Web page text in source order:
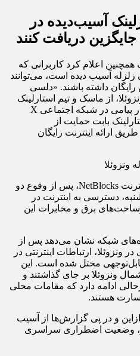
آسیب‌دیده در
جایگزین دریافت کنند
اعلام کرد کاربرانی که
زلزله آسیب دیده است، می‌توانند
داشته باشند. «دلسی
از ماسک و تیم استارلینک
بابت این اقدام قدردانی کرد. او در پیامی در شبکه اجتماعی X
بابت حمایت از
ارائه اینترنت رایگان
بر اساس گزارش گروه پایش اینترنت NetBlocks، پس از وقوع دو
دسترسی به اینترنت در
برق و مخابرات این
شبکه نشان می‌دهد پس از
۷.۲ و ۷.۵ ریشتری در ونزوئلا، ارتباطات اینترنتی در
مختل شده است. این
ونزوئلا بر جای گذاشتند و
ادامه دارد که مقامات محلی
هستند.
و در پی گزارش‌ها از آسیب
وضعیت اضطراری سراسری